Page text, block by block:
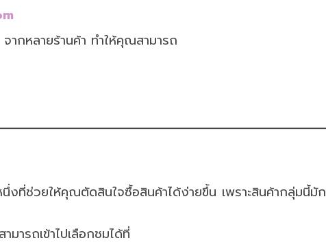
ากหลายร้านค้า ทำให้คุณสามารถ
งที่ช่วยให้คุณตัดสินใจซื้อสินค้าได้ง่ายขึ้น เพราะสินค้ากลุ่มนี้มั
มารถเข้าไปเลือกชมได้ที่